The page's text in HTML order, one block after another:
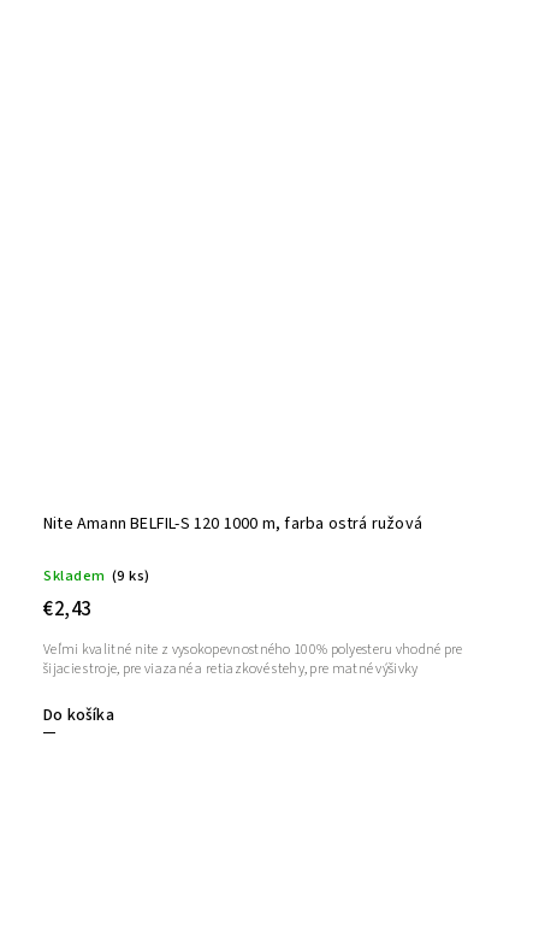
Nite Amann BELFIL-S 120 1000 m, farba ostrá ružová
Skladem (9 ks)
€2,43
Do košíka
Veľmi kvalitné nite z vysokopevnostného 100% polyesteru vhodné pre
šijacie stroje, pre viazané a retiazkové stehy, pre matné výšivky